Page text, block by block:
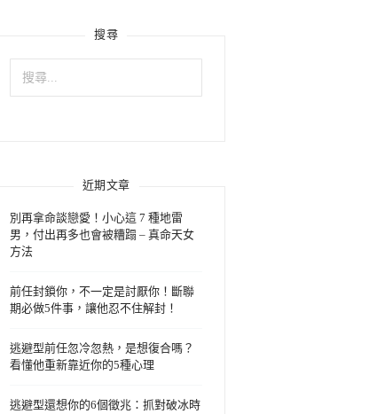
搜尋
搜
鍵
近期文章
別再拿命談戀愛！小心這 7 種地雷
男，付出再多也會被糟蹋 – 真命天女
方法
前任封鎖你，不一定是討厭你！斷聯
期必做5件事，讓他忍不住解封！
逃避型前任忽冷忽熱，是想復合嗎？
看懂他重新靠近你的5種心理
逃避型還想你的6個徵兆：抓對破冰時